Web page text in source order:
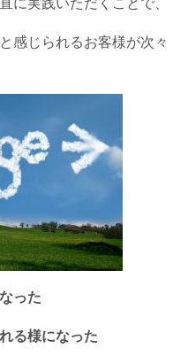
に実践いただくことで、
感じられるお客様が次々
った
る様になった